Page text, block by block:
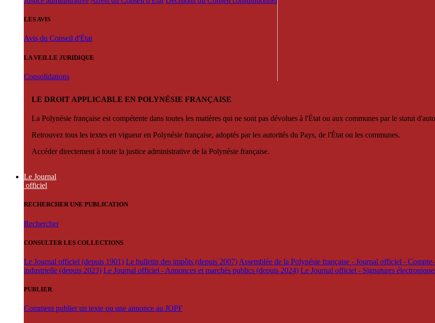
LES AVIS
Avis du Conseil d'État
LA VEILLE JURIDIQUE
Consolidations
LE DROIT APPLICABLE EN POLYNÉSIE FRANÇAISE
La Polynésie française est compétente dans toutes les matières qui ne sont pas dévolues à l'État ou aux communes par le statut
Retrouvez tous les textes en vigueur en Polynésie française, adoptés par les autorités du Pays, de l'État ou les communes.
Accéder directement à toute la justice administrative de la Polynésie française.
Le Journal
officiel
RECHERCHER UNE PUBLICATION
Rechercher
CONSULTER LES COLLECTIONS
Le Journal officiel (depuis 1901) Le bulletin des impôts (depuis 2007) Assemblée de la Polynésie française - Journal officiel -
industrielle (depuis 2023) Le Journal officiel - Annonces et marchés publics (depuis 2024) Le Journal officiel - Signatures
PUBLIER
Comment publier un texte ou une annonce au JOPF